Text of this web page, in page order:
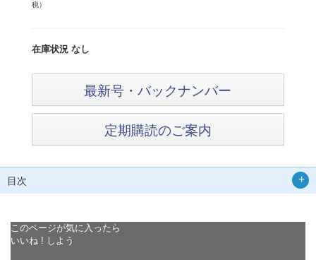
税）
在庫状況 なし
最新号・バックナンバー
定期購読のご案内
目次
このページが気に入ったら
いいね ! しよう